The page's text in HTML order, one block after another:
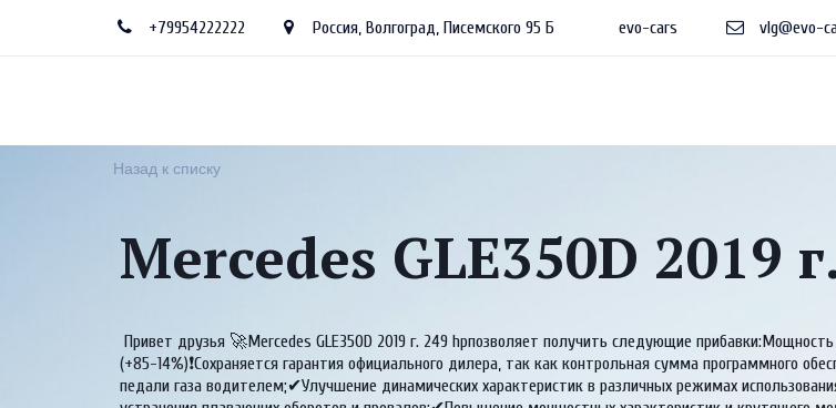
+79954222222 Россия, Волгоград, Писемского 95 Б evo-cars vlg@evo-
Назад к списку
Mercedes GLE350D 2019
Привет друзья 🚀Mercedes GLE350D 2019 г. 249 hpпозволяет получить следующие
(+85-14%)❗Сохраняется гарантия официального дилера, так как контрольная сумма программного
педали газа водителем;✔Улучшение динамических характеристик в различных режимах